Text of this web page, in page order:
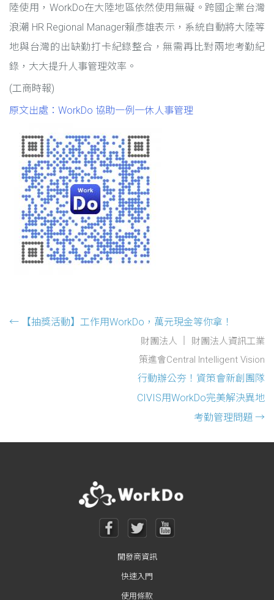
陸使用，WorkDo在大陸地區依然使用無礙。跨國企業台灣
浪潮 HR Regional Manager賴彥雄表示，系統自動將大陸等
地與台灣的出缺勤打卡紀錄整合，無需再比對兩地考勤紀
錄，大大提升人事管理效率。
(工商時報)
原文出處：WorkDo 協助一例一休人事管理
Post navigation
← 【抽獎活動】工作用WorkDo，萬元現金等你拿！
財團法人
財團法人資訊工業
策進會Central Intelligent Vision
行動辦公夯！資策會新創團隊
CIVIS用WorkDo完美解決異地
考勤管理問題 →
開發商資訊
快速入門
使用條款